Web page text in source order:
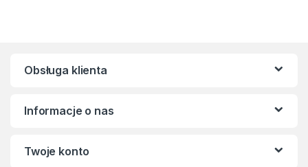
Obsługa klienta
Informacje o nas
Twoje konto